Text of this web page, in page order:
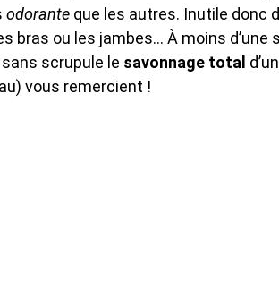
odorante que les autres. Inutile donc
bras ou les jambes… À moins
scrupule le savonnage total
vous remercient !